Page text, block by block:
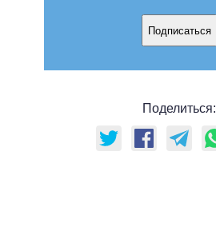
Подписаться
Поделиться: